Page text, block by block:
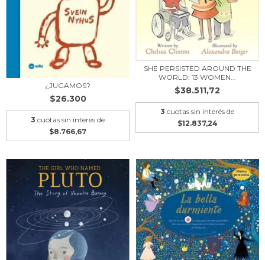
¿JUGAMOS?
$26.300
3 cuotas sin interés de
$8.766,67
SHE PERSISTED AROUND THE
WORLD: 13 WOMEN...
$38.511,72
3 cuotas sin interés de
$12.837,24